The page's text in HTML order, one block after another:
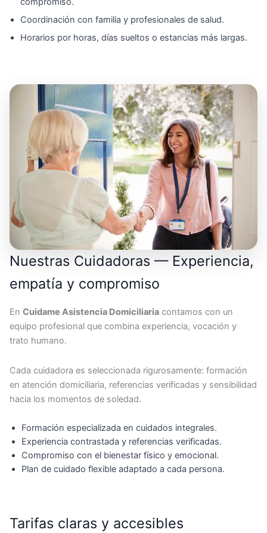
Coordinación con familia y profesionales de salud.
Horarios por horas, días sueltos o estancias más largas.
Nuestras Cuidadoras — Experiencia,
empatía y compromiso
En Cuidame Asistencia Domiciliaria contamos con un
equipo profesional que combina experiencia, vocación y
trato humano.
Cada cuidadora es seleccionada rigurosamente: formación
en atención domiciliaria, referencias verificadas y sensibilidad
hacia los momentos de soledad.
Formación especializada en cuidados integrales.
Experiencia contrastada y referencias verificadas.
Compromiso con el bienestar físico y emocional.
Plan de cuidado flexible adaptado a cada persona.
Tarifas claras y accesibles